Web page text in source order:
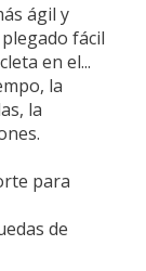
ágil y
fácil
en el...
la
la
para
de